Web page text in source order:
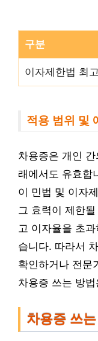
구분
이자제한법 최
적용 범위 및
차용증은 개인
래에서도 유효합
이 민법 및 이자
그 효력이 제한
고 이자율을 초
습니다. 따라서
확인하거나 전문
차용증 쓰는 방
차용증 쓰